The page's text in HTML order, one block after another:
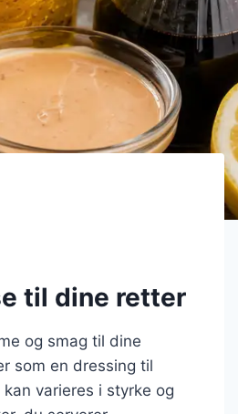
til dine retter
og smag til dine
som en dressing til
varieres i styrke og